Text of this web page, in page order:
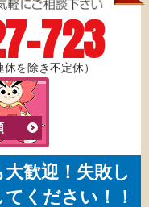
723
を除き不定休）
歓迎！失敗し
ください！！